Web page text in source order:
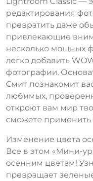
редактирования
превратить даже
привлекающие
несколько мощных
легко добавить
фотографии.
Смит познакомит
любимых,
откроют вам мир
сможете
Изменение цвета
Все в этом «Мини-
осенним цветам!
превращает